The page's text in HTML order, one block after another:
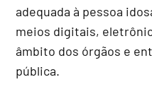
adequada à pessoa
meios digitais,
âmbito dos órgãos e
pública.